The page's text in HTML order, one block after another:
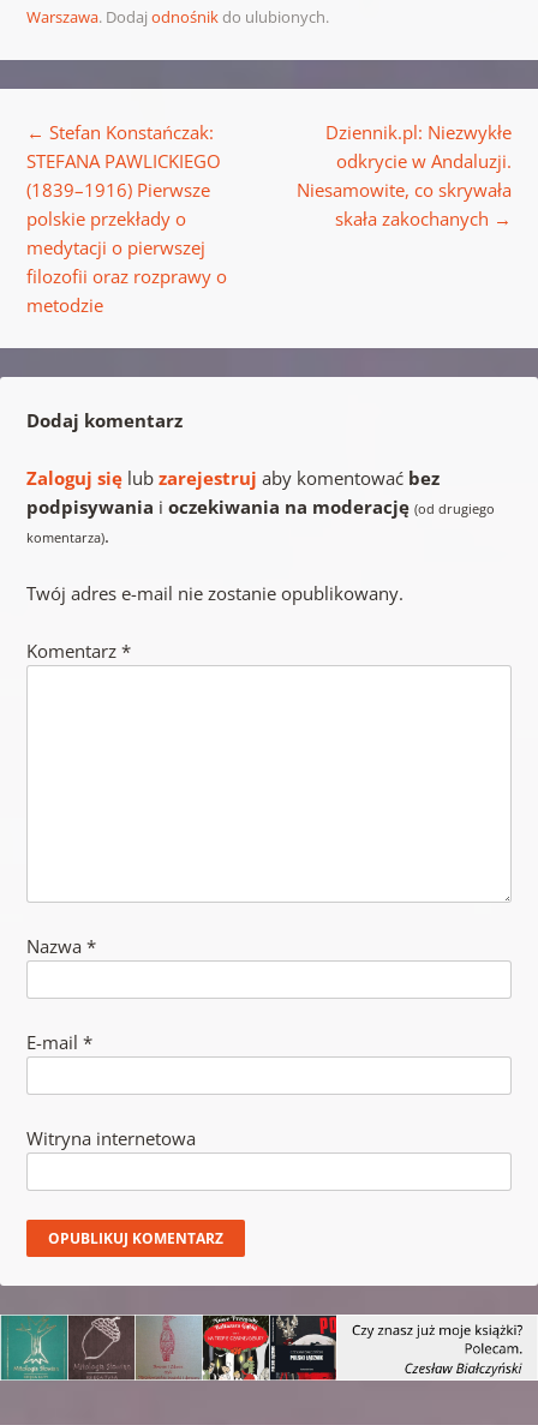
Warszawa. Dodaj odnośnikdo ulubionych.
← Stefan Konstańczak:
STEFANA PAWLICKIEGO
(1839–1916) Pierwsze
polskie przekłady o
medytacji o pierwszej
filozofii oraz rozprawy o
metodzie
Dziennik.pl: Niezwykłe
odkrycie w Andaluzji.
Niesamowite, co skrywała
skała zakochanych →
Dodaj komentarz
Zaloguj sięlub zarejestruj aby komentować bez
podpisywania i oczekiwania na moderację (od drugiego
komentarza).
Twój adres e-mail nie zostanie opublikowany.
Komentarz *
Nazwa *
E-mail *
Witryna internetowa